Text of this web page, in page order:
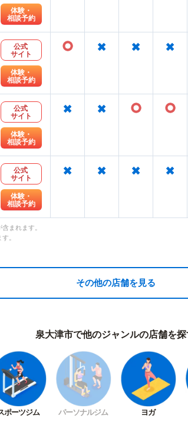
体験・
相談予約
公式
サイト
体験・
相談予約
○ × × ×
公式
サイト
体験・
相談予約
× × ○ ○
公式
サイト
体験・
相談予約
× × × ×
まれます。
。
その他の店舗を見る
泉大津市で他のジャンルの店舗を
ポーツジム パーソナルジム ヨガ